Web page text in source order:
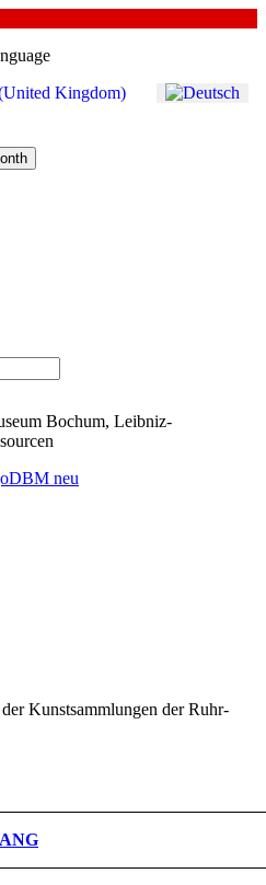
Bochum, Leibniz-
Kunstsammlungen der Ruhr-